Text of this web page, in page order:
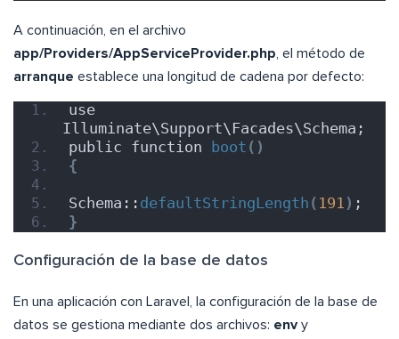
A continuación, en el archivo
app/Providers/AppServiceProvider.php , el método de
arranque establece una longitud de cadena por defecto:
use
Illuminate\Support\Facades\Schema;
public function boot ()
{
Schema:: defaultStringLength ( 191 ) ;
}
Configuración de la base de datos
En una aplicación con Laravel, la configuración de la base de
datos se gestiona mediante dos archivos: envy